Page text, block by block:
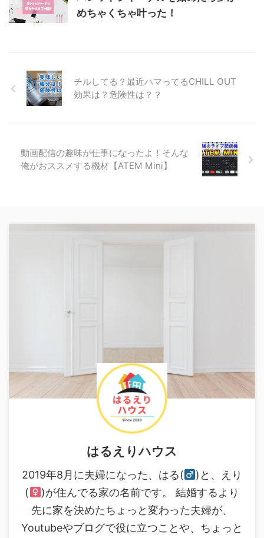
めちゃくちゃ叶った！
チルしてる？最近ハマってるCHILL OUT
効果は？危険性は？？
動画配信の趣味が仕事になったよ！そんな
俺がおススメする機材【ATEM Mini】
はるえりハウス
2019年8月に夫婦になった、はる(
)と、えり
(
)が住んでる家の名前です。 結婚するより
先に家を決めたちょっと変わった夫婦が、
Youtubeやブログで役に立つことや、ちょっと